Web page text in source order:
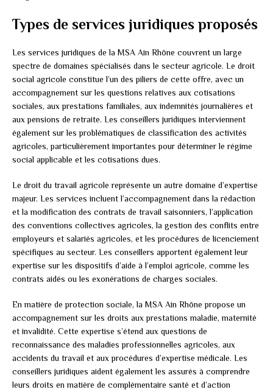
Types de services juridiques proposés
Les services juridiques de la MSA Ain Rhône couvrent un large
spectre de domaines spécialisés dans le secteur agricole. Le droit
social agricole constitue l’un des piliers de cette offre, avec un
accompagnement sur les questions relatives aux cotisations
sociales, aux prestations familiales, aux indemnités journalières et
aux pensions de retraite. Les conseillers juridiques interviennent
également sur les problématiques de classification des activités
agricoles, particulièrement importantes pour déterminer le régime
social applicable et les cotisations dues.
Le droit du travail agricole représente un autre domaine d’expertise
majeur. Les services incluent l’accompagnement dans la rédaction
et la modification des contrats de travail saisonniers, l’application
des conventions collectives agricoles, la gestion des conflits entre
employeurs et salariés agricoles, et les procédures de licenciement
spécifiques au secteur. Les conseillers apportent également leur
expertise sur les dispositifs d’aide à l’emploi agricole, comme les
contrats aidés ou les exonérations de charges sociales.
En matière de protection sociale, la MSA Ain Rhône propose un
accompagnement sur les droits aux prestations maladie, maternité
et invalidité. Cette expertise s’étend aux questions de
reconnaissance des maladies professionnelles agricoles, aux
accidents du travail et aux procédures d’expertise médicale. Les
conseillers juridiques aident également les assurés à comprendre
leurs droits en matière de complémentaire santé et d’action